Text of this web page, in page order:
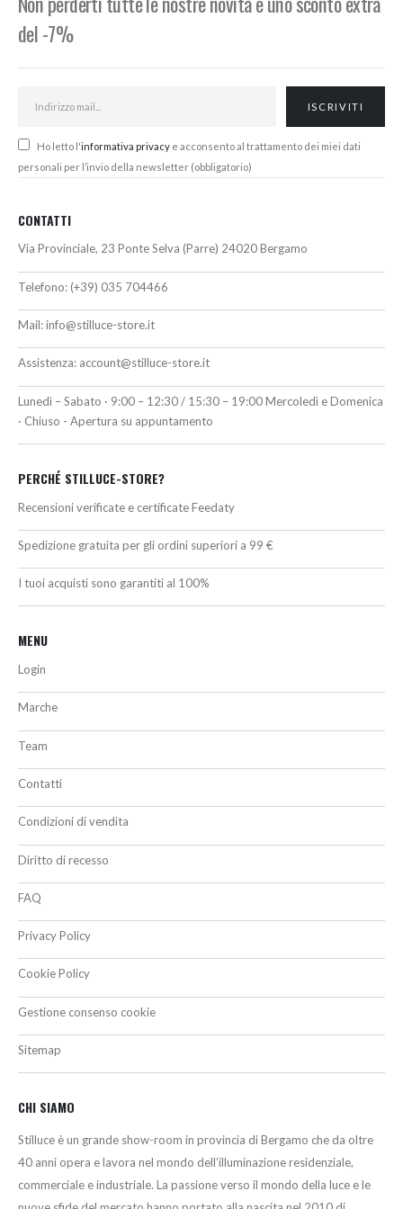
del -7%
Ho letto l'informativa privacy e acconsento al trattamento dei miei dati
personali per l’invio della newsletter (obbligatorio)
CONTATTI
Via Provinciale, 23 Ponte Selva (Parre) 24020 Bergamo
Telefono: (+39) 035 704466
Mail:info@stilluce-store.it
Assistenza: account@stilluce-store.it
Lunedì – Sabato · 9:00 – 12:30 / 15:30 – 19:00 Mercoledì e Domenica
· Chiuso - Apertura su appuntamento
PERCHÉ STILLUCE-STORE?
Recensioni verificate e certificate Feedaty
Spedizione gratuita per gli ordini superiori a 99 €
I tuoi acquisti sono garantiti al 100%
MENU
Login
Marche
Team
Contatti
Condizioni di vendita
Diritto di recesso
FAQ
Privacy Policy
Cookie Policy
Gestione consenso cookie
Sitemap
CHI SIAMO
Stilluce è un grande show-room in provincia di Bergamo che da oltre
40 anni opera e lavora nel mondo dell’illuminazione residenziale,
commerciale e industriale. La passione verso il mondo della luce e le